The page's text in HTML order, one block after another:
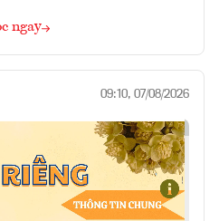
ngay
09:10, 07/08/2026